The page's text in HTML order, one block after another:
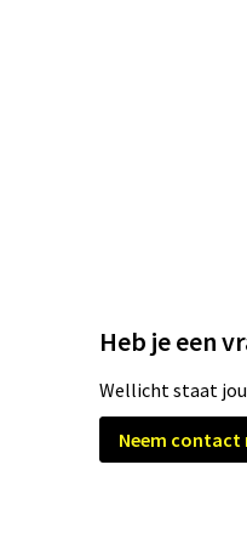
Heb je een
Wellicht staat
Neem contact